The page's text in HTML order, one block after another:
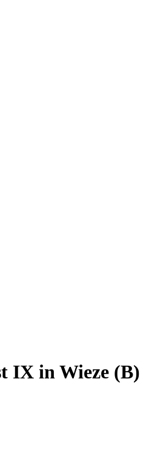
IX in Wieze (B)